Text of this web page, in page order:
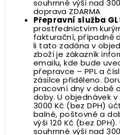
souhrnné výši nad
doprava ZDARMA
Přepravní služba
prostřednictvím
fakturační, případně
li tato zadána v
zboží je zákazník
emailu, kde bude
přepravce – PPL a
zásilce přiděleno.
pracovní dny v době
doby. U objednávek
3000 Kč (bez DPH)
balné, poštovné a
výši 120 Kč (bez
souhrnné výši nad